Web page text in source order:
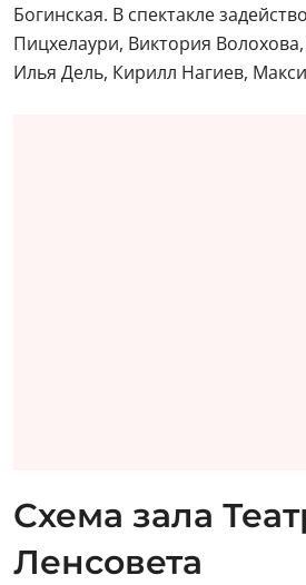
Богинская. В спектакле
Пицхелаури, Виктория
Илья Дель, Кирилл Нагиев,
Схема зала
Ленсовета